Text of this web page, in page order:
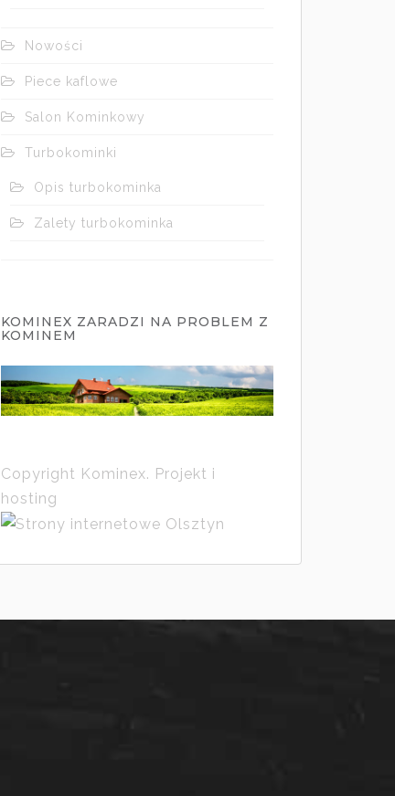
Nowości
Piece kaflowe
Salon Kominkowy
Turbokominki
Opis turbokominka
Zalety turbokominka
KOMINEX ZARADZI NA PROBLEM Z
KOMINEM
Copyright Kominex. Projekt i
hosting